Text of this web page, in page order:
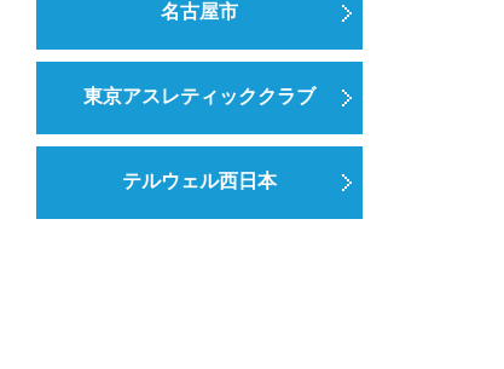
名古屋市
東京アスレティッククラブ
テルウェル西日本